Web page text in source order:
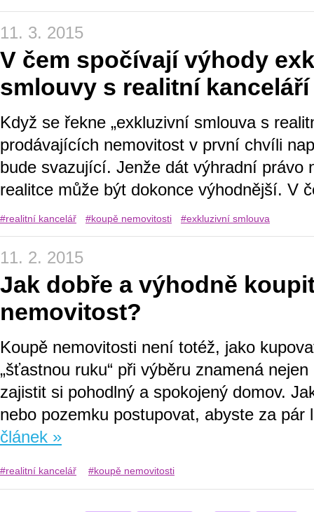
11. 3. 2015
V čem spočívají výhody
smlouvy s realitní kanceláří
Když se řekne „exkluzivní smlouva s
prodávajících nemovitost v první chvíli
bude svazující. Jenže dát výhradní právo
realitce může být dokonce výhodnější. V
#realitní kancelář #koupě nemovitosti #exkluzivní smlouva
11. 2. 2015
Jak dobře a výhodně
nemovitost?
Koupě nemovitosti není totéž, jako
„šťastnou ruku“ při výběru znamená
zajistit si pohodlný a spokojený domov.
nebo pozemku postupovat, abyste za
článek »
#realitní kancelář #koupě nemovitosti